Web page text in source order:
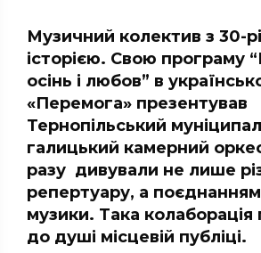
Музичний колектив з 30-
історією. Свою програму
осінь і любов” в
«Перемога» презентував
Тернопільський
галицький камерний
разу дивували не лише
репертуару, а поєднанням
музики. Така
до душі місцевій публіці.